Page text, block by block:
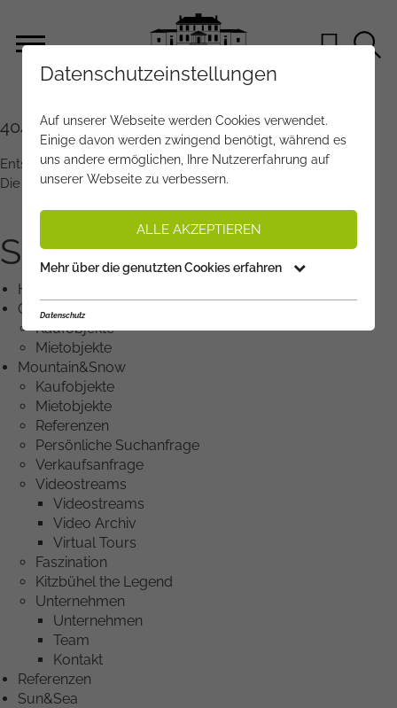
404 - SEITE NICHT GEFUNDEN
Entschuldigen Sie - es ist ein Fehler aufgetreten.
Die gewünschte Seite wurde nicht gefunden.
SITEMAP
Home
Objektangebote
Kaufobjekte
Mietobjekte
Mountain&Snow
Kaufobjekte
Mietobjekte
Referenzen
Persönliche Suchanfrage
Verkaufsanfrage
Videostreams
Videostreams
Video Archiv
Virtual Tours
Faszination
Kitzbühel the Legend
Unternehmen
Unternehmen
Team
Kontakt
Referenzen
Sun&Sea
Datenschutzeinstellungen
Auf unserer Webseite werden Cookies verwendet.
Einige davon werden zwingend benötigt, während es
uns andere ermöglichen, Ihre Nutzererfahrung auf
unserer Webseite zu verbessern.
ALLE AKZEPTIEREN
Mehr über die genutzten Cookies erfahren
Datenschutz